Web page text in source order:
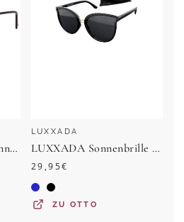
BRENDEL eyewear Sonnenbrille 905059 Form Karree/Eckig, leichter Verlaufstönung, Polyamid UV 400
LUXXADA
LUXXADA Sonnenbrille Damen Cat-Eye Markenbrille mit Oversize Gläser UV400 (inkl. Brillenbox und Brillenbeutel) Große Katzenaugen Linsen Getönt oder Verspiegelt
29,95€
ZU OTTO